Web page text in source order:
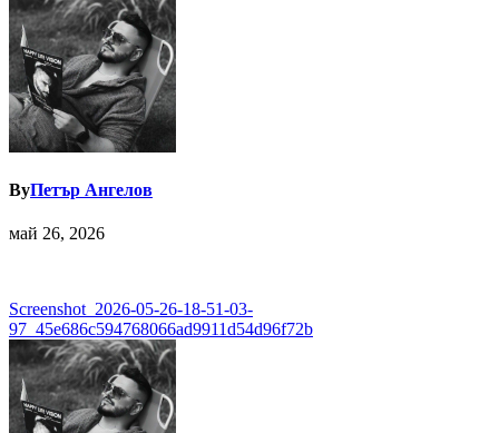
ByПетър Ангелов
май 26, 2026
Навигация
Screenshot_2026-05-26-18-51-03-
97_45e686c594768066ad9911d54d96f72b